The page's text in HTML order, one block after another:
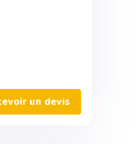
un devis